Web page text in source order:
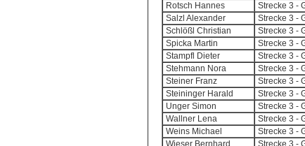
Rotsch Hannes
Strecke 3 -
Salzl Alexander
Strecke 3 -
Schlößl Christian
Strecke 3 -
Spicka Martin
Strecke 3 -
Stampfl Dieter
Strecke 3 -
Stehmann Nora
Strecke 3 -
Steiner Franz
Strecke 3 -
Steininger Harald
Strecke 3 -
Unger Simon
Strecke 3 -
Wallner Lena
Strecke 3 -
Weins Michael
Strecke 3 -
Wieser Bernhard
Strecke 3 -